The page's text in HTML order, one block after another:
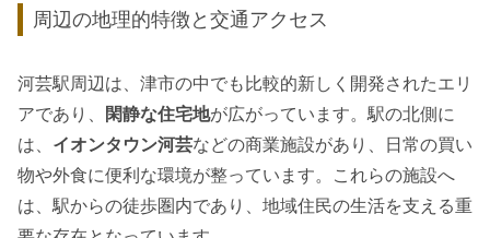
周辺の地理的特徴と交通アクセス
河芸駅周辺は、津市の中でも比較的新しく開発されたエリ
アであり、
閑静な住宅地が広がっています。駅の北側に
は、 イオンタウン河芸などの商業施設があり、日常の買い
物や外食に便利な環境が整っています。これらの施設へ
は、駅からの徒歩圏内であり、地域住民の生活を支える重